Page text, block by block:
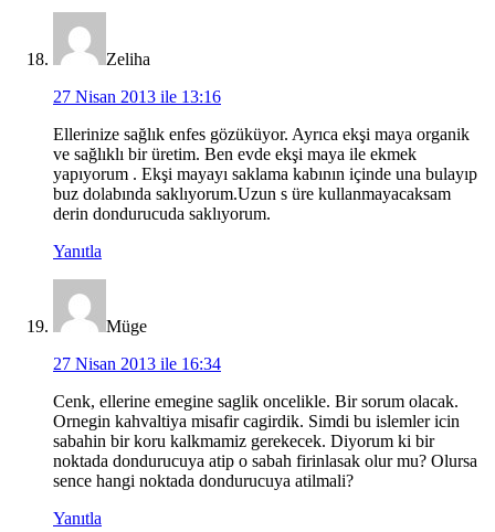
Zeliha
27 Nisan 2013 ile 13:16
Ellerinize sağlık enfes gözüküyor. Ayrıca ekşi maya organik
ve sağlıklı bir üretim. Ben evde ekşi maya ile ekmek
yapıyorum . Ekşi mayayı saklama kabının içinde una bulayıp
buz dolabında saklıyorum.Uzun s üre kullanmayacaksam
derin dondurucuda saklıyorum.
Yanıtla
Müge
27 Nisan 2013 ile 16:34
Cenk, ellerine emegine saglik oncelikle. Bir sorum olacak.
Ornegin kahvaltiya misafir cagirdik. Simdi bu islemler icin
sabahin bir koru kalkmamiz gerekecek. Diyorum ki bir
noktada dondurucuya atip o sabah firinlasak olur mu? Olursa
sence hangi noktada dondurucuya atilmali?
Yanıtla